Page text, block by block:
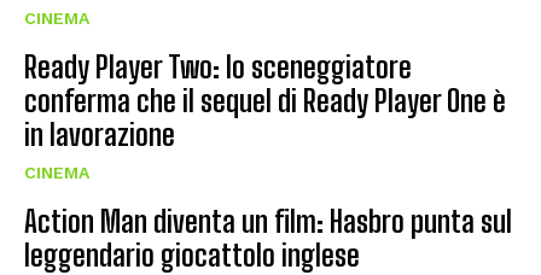
CINEMA
Ready Player Two: lo sceneggiatore
conferma che il sequel di Ready Player One è
in lavorazione
CINEMA
Action Man diventa un film: Hasbro punta sul
leggendario giocattolo inglese